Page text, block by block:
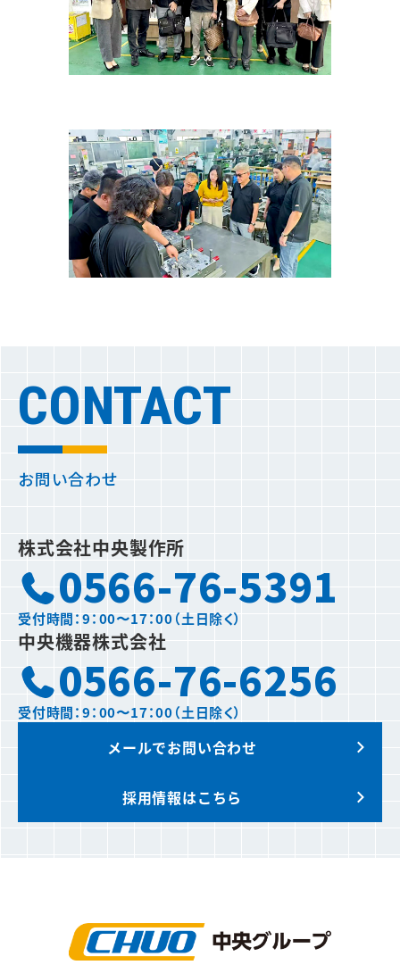
CONTACT
お問い合わせ
株式会社中央製作所
0566-76-5391
受付時間：9：00〜17：00（土日除く）
中央機器株式会社
0566-76-6256
受付時間：9：00〜17：00（土日除く）
メールでお問い合わせ
採用情報はこちら